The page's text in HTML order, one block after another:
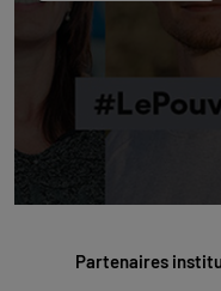
Partenaires